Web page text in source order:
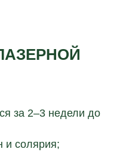
за 2–3 недели до
и солярия;